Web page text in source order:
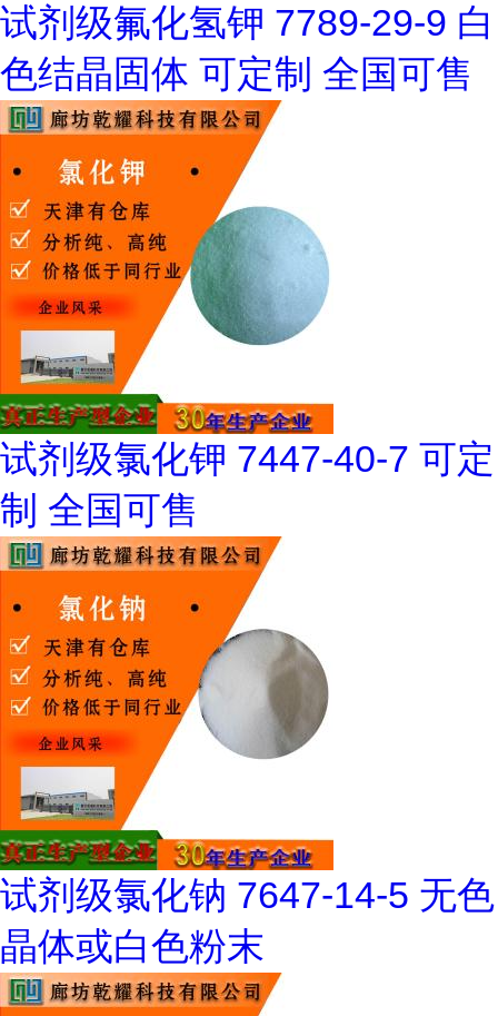
试剂级氟化氢钾 7789-29-9 白
色结晶固体 可定制 全国可售
试剂级氯化钾 7447-40-7 可定
制 全国可售
试剂级氯化钠 7647-14-5 无色
晶体或白色粉末